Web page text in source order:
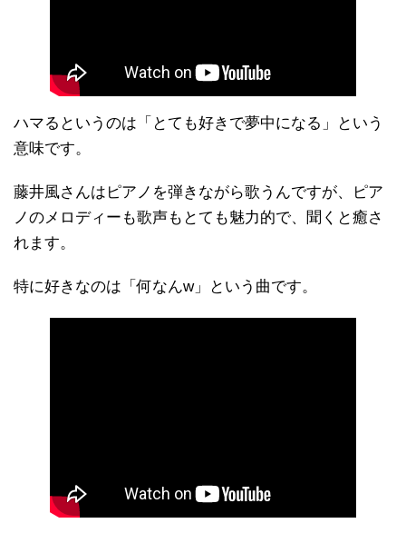
ハマるというのは「とても好きで夢中になる」という
意味です。
藤井風さんはピアノを弾きながら歌うんですが、ピア
ノのメロディーも歌声もとても魅力的で、聞くと癒さ
れます。
特に好きなのは「何なんw」という曲です。